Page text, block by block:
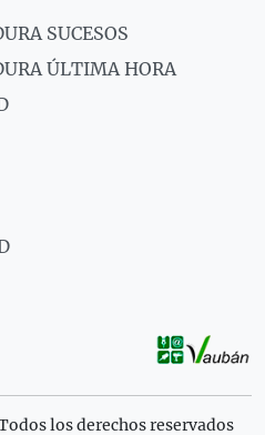
SUCESOS
ÚLTIMA HORA
los derechos reservados